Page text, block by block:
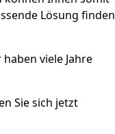
Lösung finden
viele Jahre
Sie sich jetzt